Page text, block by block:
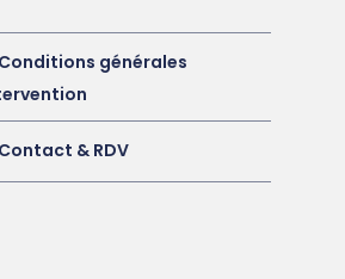
Conditions générales
Contact & RDV